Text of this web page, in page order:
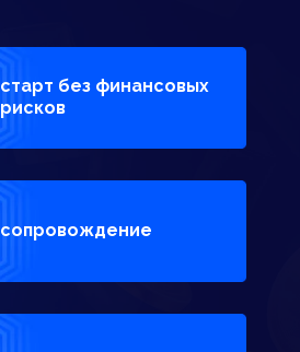
старт без финансовых
рисков
сопровождение